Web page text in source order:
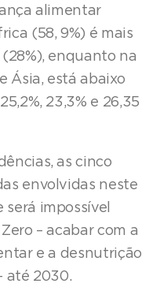
alimentar
(58, 9%) é mais
enquanto na
Ásia, está abaixo
23,3% e 26,35
as cinco
envolvidas neste
impossível
– acabar com a
e a desnutrição
até 2030.